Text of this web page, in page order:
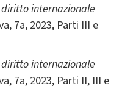
internazionale
7a, 2023, Parti III e
internazionale
7a, 2023, Parti II, III e